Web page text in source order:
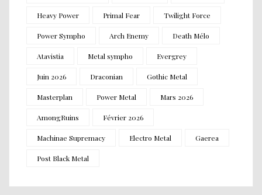
Heavy Power Primal Fear Twilight Force
Power Sympho Arch Enemy Death Mélo
Atavistia Metal sympho Evergrey
Juin 2026 Draconian Gothic Metal
Masterplan Power Metal Mars 2026
AmongRuins Février 2026
Machinae Supremacy Electro Metal Gaerea
Post Black Metal